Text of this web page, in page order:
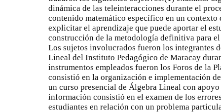
dinámica de las teleinteracciones durante el
contenido matemático específico en un
explicitar el aprendizaje que puede aportar el
construcción de la metodología definitiva para
Los sujetos involucrados fueron los integrantes
Lineal del Instituto Pedagógico de Maracay
instrumentos empleados fueron los Foros de la
consistió en la organización e implementación
un curso presencial de Álgebra Lineal con
información consistió en el examen de los
estudiantes en relación con un problema